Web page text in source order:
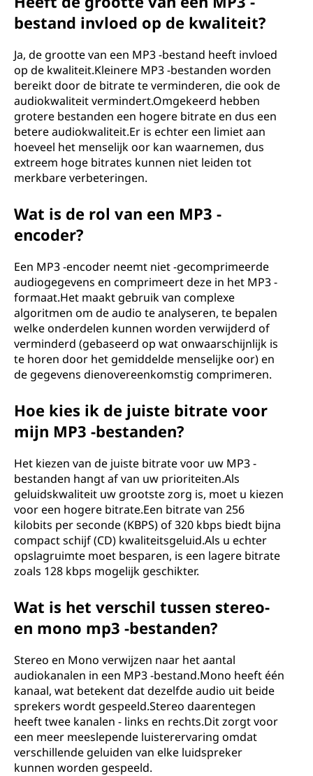
bestand invloed op de kwaliteit?
Ja, de grootte van een MP3 -bestand heeft invloed
op de kwaliteit.Kleinere MP3 -bestanden worden
bereikt door de bitrate te verminderen, die ook de
audiokwaliteit vermindert.Omgekeerd hebben
grotere bestanden een hogere bitrate en dus een
betere audiokwaliteit.Er is echter een limiet aan
hoeveel het menselijk oor kan waarnemen, dus
extreem hoge bitrates kunnen niet leiden tot
merkbare verbeteringen.
Wat is de rol van een MP3 -
encoder?
Een MP3 -encoder neemt niet -gecomprimeerde
audiogegevens en comprimeert deze in het MP3 -
formaat.Het maakt gebruik van complexe
algoritmen om de audio te analyseren, te bepalen
welke onderdelen kunnen worden verwijderd of
verminderd (gebaseerd op wat onwaarschijnlijk is
te horen door het gemiddelde menselijke oor) en
de gegevens dienovereenkomstig comprimeren.
Hoe kies ik de juiste bitrate voor
mijn MP3 -bestanden?
Het kiezen van de juiste bitrate voor uw MP3 -
bestanden hangt af van uw prioriteiten.Als
geluidskwaliteit uw grootste zorg is, moet u kiezen
voor een hogere bitrate.Een bitrate van 256
kilobits per seconde (KBPS) of 320 kbps biedt bijna
compact schijf (CD) kwaliteitsgeluid.Als u echter
opslagruimte moet besparen, is een lagere bitrate
zoals 128 kbps mogelijk geschikter.
Wat is het verschil tussen stereo-
en mono mp3 -bestanden?
Stereo en Mono verwijzen naar het aantal
audiokanalen in een MP3 -bestand.Mono heeft één
kanaal, wat betekent dat dezelfde audio uit beide
sprekers wordt gespeeld.Stereo daarentegen
heeft twee kanalen - links en rechts.Dit zorgt voor
een meer meeslepende luisterervaring omdat
verschillende geluiden van elke luidspreker
kunnen worden gespeeld.